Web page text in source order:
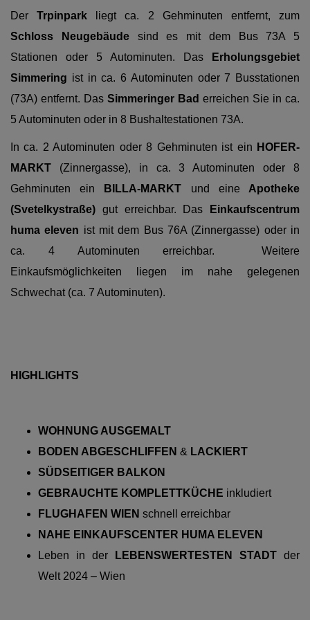
DerTrpinpark liegt ca. 2 Gehminuten entfernt, zum
Schloss Neugebäudesind es mit dem Bus 73A 5
Stationen oder 5 Autominuten. Das
Erholungsgebiet
Simmering ist in ca. 6 Autominuten oder 7 Busstationen
(73A) entfernt. Das Simmeringer Bad erreichen Sie in ca.
5 Autominuten oder in 8 Bushaltestationen 73A.
In ca. 2 Autominuten oder 8 Gehminuten ist ein HOFER-
MARKT (Zinnergasse), in ca. 3 Autominuten
oder 8
Gehminuten
ein BILLA-MARKT und eine Apotheke
(Svetelkystraße) gut erreichbar. Das Einkaufscentrum
huma eleven ist mit dem Bus 76A (Zinnergasse) oder in
ca. 4 Autominuten erreichbar.
Weitere
Einkaufsmöglichkeiten liegen im nahe gelegenen
Schwechat (ca. 7 Autominuten).
HIGHLIGHTS
WOHNUNG AUSGEMALT
BODEN ABGESCHLIFFEN & LACKIERT
SÜDSEITIGER BALKON
GEBRAUCHTE KOMPLETTKÜCHE inkludiert
FLUGHAFEN WIEN schnell erreichbar
NAHE EINKAUFSCENTER HUMA ELEVEN
Leben in der
LEBENSWERTESTEN STADT der
Welt 2024 – Wien